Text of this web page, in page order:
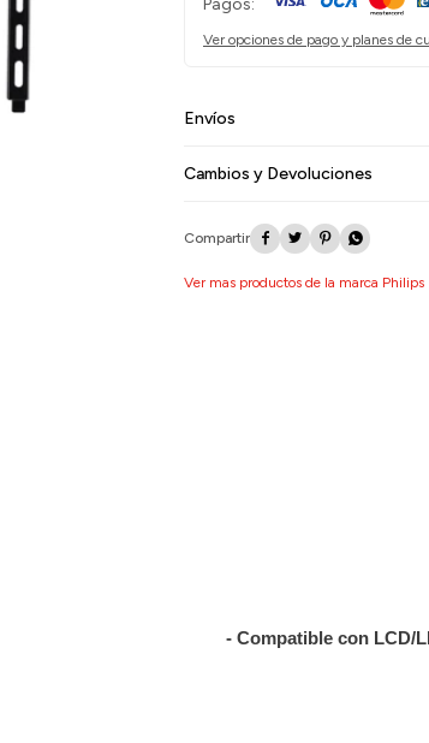
Pagos:
Ver opciones de pago y planes de
Envíos
Cambios y Devoluciones
   
Ver mas productos de la marca Philips
- Compatible con LCD/